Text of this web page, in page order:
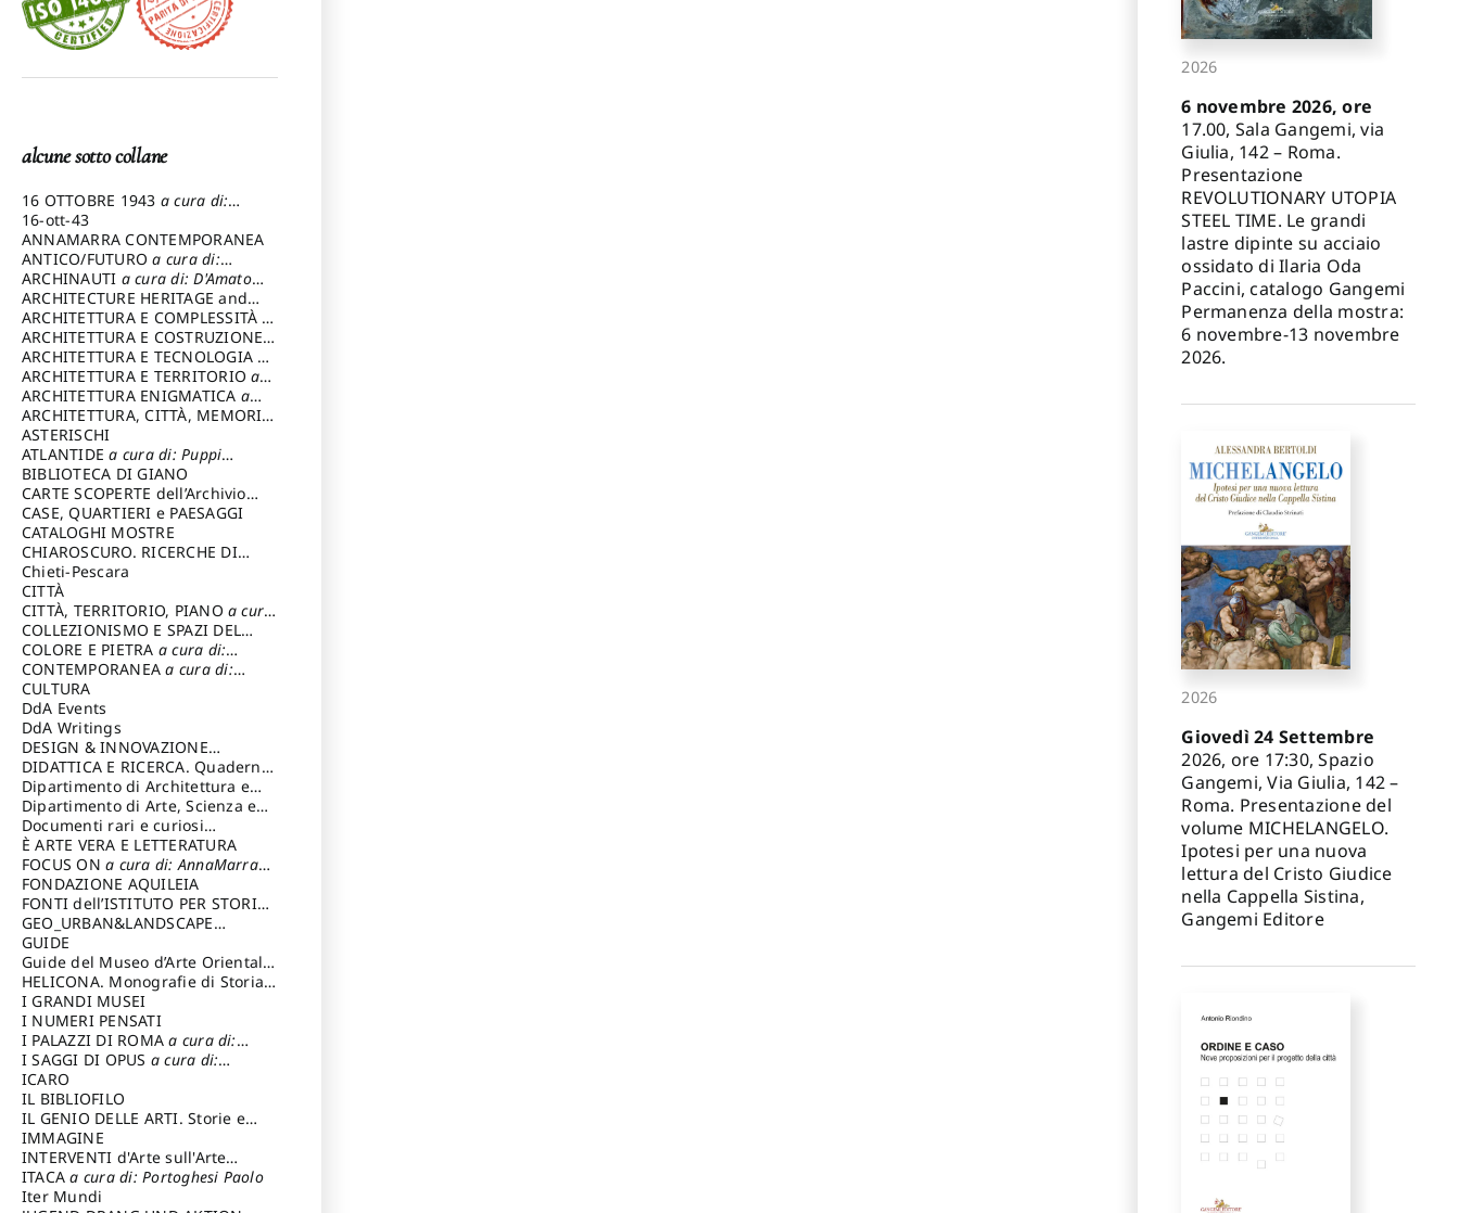
alcune sotto collane
16 OTTOBRE 1943 a cura di:
Pezzetti Marcello
16-ott-43
ANNAMARRA CONTEMPORANEA
ANTICO/FUTUROa cura di:
Varagnoli Claudio
ARCHINAUTI a cura di: D'Amato
Claudio
ARCHITECTURE HERITAGE and
DESIGN
ARCHITETTURA E COMPLESSITÀ a
cura di: Piva Antonio
ARCHITETTURA E COSTRUZIONEa
cura di: Poretti Sergio
ARCHITETTURA E TECNOLOGIA a
cura di: Carrara Gianfranco
ARCHITETTURA E TERRITORIOa
cura di: Pietrogrande Enrico
ARCHITETTURA ENIGMATICA a
cura di: Lenci Ruggero
ARCHITETTURA, CITTÀ, MEMORIA
a cura di: Valeriani Enrico
ASTERISCHI
ATLANTIDEa cura di: Puppi
Lionello
BIBLIOTECA DI GIANO
CARTE SCOPERTE dell’Archivio
Storico Capitolino
CASE, QUARTIERI e PAESAGGI
CATALOGHI MOSTRE
CHIAROSCURO. RICERCHE DI
STORIA E STORIA DELL'ARTE
cura di: Di Carpegna Falconieri
Tommaso
Chieti-Pescara
CITTÀ
CITTÀ, TERRITORIO, PIANO a cura
di: Imbesi Giuseppe
COLLEZIONISMO E SPAZI DEL
COLLEZIONISMO a cura di:
Magnani Lauro
COLORE E PIETRA a cura di:
Selvaggi Giuseppe
CONTEMPORANEAa cura di:
Gubinelli Luna
CULTURA
DdA Events
DdA Writings
DESIGN & INNOVAZIONE
TECNOLOGICAa cura di: Vallicelli
Andrea
DIDATTICA E RICERCA. Quaderni
della Scuola
Dipartimento di Architettura e
Analisi della Città Mediterranea
Dipartimento di Arte, Scienza e
Tecnica del Costuire
Documenti rari e curiosi
dall'Archivio Segreto
È ARTE VERA E LETTERATURA
FOCUS ONa cura di: AnnaMarra
Contemporanea
FONDAZIONE AQUILEIA
FONTI dell’ISTITUTO PER STORIA
DEL RISORGIMENTO
GEO_URBAN&LANDSCAPE
PLANNING (GULP)
Trusiani Elio
GUIDE
Guide del Museo d’Arte Orientale
“Giuseppe Tucci”
HELICONA. Monografie di Storia
dell'Artea cura di: Gallo Marco
I GRANDI MUSEI
I NUMERI PENSATI
I PALAZZI DI ROMAa cura di:
Ippoliti Alessandro
I SAGGI DI OPUS a cura di:
Scalesse Tommaso
ICARO
IL BIBLIOFILO
IL GENIO DELLE ARTI. Storie e
interpretazione
IMMAGINE
INTERVENTI d'Arte sull'Arte
dedicata alla cultura della
conservazione d’arte
ITACAa cura di: Portoghesi Paolo
Iter Mundi
2026
6 novembre 2026, ore
17.00, Sala Gangemi, via
Giulia, 142 – Roma.
Presentazione
REVOLUTIONARY UTOPIA
STEEL TIME. Le grandi
lastre dipinte su acciaio
ossidato di Ilaria Oda
Paccini, catalogo Gangemi
Permanenza della mostra:
6 novembre-13 novembre
2026.
2026
Giovedì 24 Settembre
2026, ore 17:30, Spazio
Gangemi, Via Giulia, 142 –
Roma. Presentazione del
volume MICHELANGELO.
Ipotesi per una nuova
lettura del Cristo Giudice
nella Cappella Sistina,
Gangemi Editore